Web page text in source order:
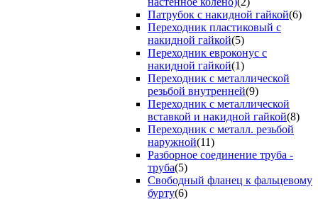
Патрубок с накидной гайкой(6)
Переходник пластиковый с
накидной гайкой(5)
Переходник евроконус с
накидной гайкой(1)
Переходник с металлической
резьбой внутренней(9)
Переходник с металлической
вставкой и накидной гайкой(8)
Переходник с металл. резьбой
наружной(11)
Разборное соединение труба -
труба(5)
Свободный фланец к фальцевому
бурту(6)